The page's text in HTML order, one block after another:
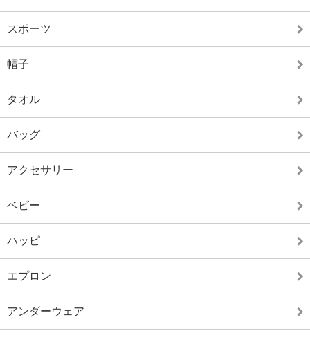
スポーツ
帽子
タオル
バッグ
アクセサリー
ベビー
ハッピ
エプロン
アンダーウェア